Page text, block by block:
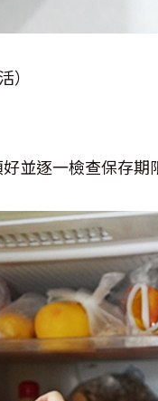
）
並逐一檢查保存期